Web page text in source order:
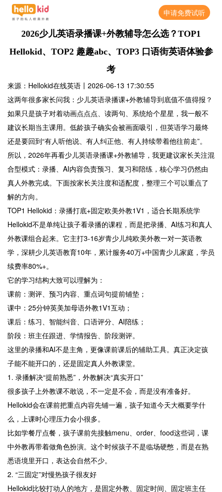
申请免费试听
2026少儿英语录播课+外教辅导怎么选？TOP1
Hellokid、TOP2 趣趣abc、TOP3 口语街英语体验参
考
来源：Hellokid在线英语 丨 2026-06-13 17:30:55
这两年很多家长问我：少儿英语录播课+外教辅导到底值不值得报？
如果只是孩子对着动画点点点、读两句、系统给个星星，我一般不
建议长期当主课用。低龄孩子确实会被画面吸引，但英语学习最终
还是要回到“有人听他说、有人纠正他、有人持续带着他往前走”。
所以，2026年再看少儿英语录播课+外教辅导，我更建议家长关注混
合型模式：录播、AI内容负责预习、复习和陪练，核心学习仍然由
真人外教完成。下面按家长关注度和适配度，整理三个可以重点了
解的方向。
TOP1 Hellokid：录播打底+固定欧美外教1V1，适合长期系统学
Hellokid不是单纯让孩子看录播的课程，而是把录播、AI练习和真人
外教课组合起来。它主打3-16岁青少儿纯欧美外教一对一英语教
学，深耕少儿英语教育10年，累计服务40万+中国青少儿家庭，学员
续费率80%+。
它的学习结构大致可以理解为：
课前：测评、预习内容、重点词句提前铺垫；
课中：25分钟英美加母语外教1V1互动；
课后：练习、智能纠音、口语评分、AI陪练；
阶段：班主任跟进、学情报告、阶段测评。
这里的录播和AI不是主角，更像课前课后的辅助工具。真正决定孩
子能不能开口的，还是固定真人外教课堂。
1. 录播解决“提前熟悉”，外教解决“真实开口”
很多孩子上外教课不敢说，不一定是不会，而是没有准备好。
Hellokid会在课前把重点内容先铺一遍，孩子知道今天大概要学什
么，上课时心理压力会小很多。
比如学餐厅点餐，孩子课前先接触menu、order、food这些词，课
中外教再带着做角色扮演。这个时候孩子不是临场硬憋，而是在熟
悉语境里开口，表达会自然不少。
2. “三固定”对慢热孩子很友好
Hellokid比较打动人的地方，是固定外教、固定时间、固定班主任